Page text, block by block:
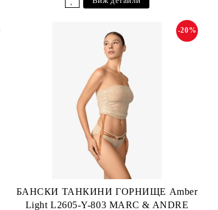
БАНСКИ ТАНКИНИ ГОРНИЩЕ Amber
Light L2605-Y-803 MARC & ANDRE
-20%